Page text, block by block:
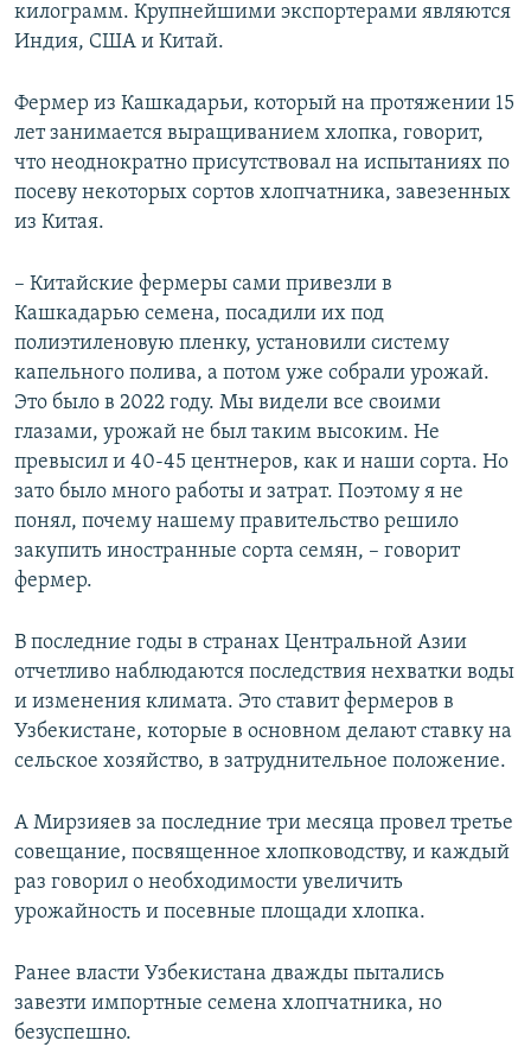
килограмм. Крупнейшими экспортерами являются
Индия, США и Китай.
Фермер из Кашкадарьи, который на протяжении 15
лет занимается выращиванием хлопка, говорит,
что неоднократно присутствовал на испытаниях по
посеву некоторых сортов хлопчатника, завезенных
из Китая.
– Китайские фермеры сами привезли в
Кашкадарью семена, посадили их под
полиэтиленовую пленку, установили систему
капельного полива, а потом уже собрали урожай.
Это было в 2022 году. Мы видели все своими
глазами, урожай не был таким высоким. Не
превысил и 40-45 центнеров, как и наши сорта. Но
зато было много работы и затрат. Поэтому я не
понял, почему нашему правительство решило
закупить иностранные сорта семян, – говорит
фермер.
В последние годы в странах Центральной Азии
отчетливо наблюдаются последствия нехватки воды
и изменения климата. Это ставит фермеров в
Узбекистане, которые в основном делают ставку на
сельское хозяйство, в затруднительное положение.
А Мирзияев за последние три месяца провел третье
совещание, посвященное хлопководству, и каждый
раз говорил о необходимости увеличить
урожайность и посевные площади хлопка.
Ранее власти Узбекистана дважды пытались
завезти импортные семена хлопчатника, но
безуспешно.